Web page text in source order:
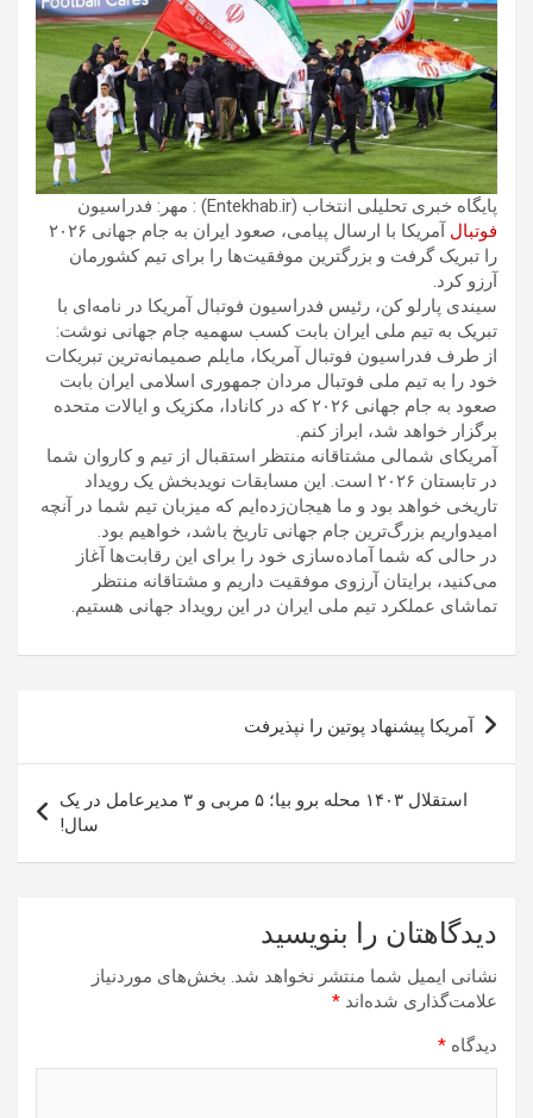
پایگاه خبری تحلیلی انتخاب (Entekhab.ir) : مهر: فدراسیون
فوتبال
آمریکا با ارسال پیامی، صعود ایران به جام جهانی ۲۰۲۶
را تبریک گرفت و بزرگترین موفقیت‌ها را برای تیم کشورمان
آرزو کرد.
سیندی پارلو کن، رئیس فدراسیون فوتبال آمریکا در نامه‌ای با
تبریک به تیم ملی ایران بابت کسب سهمیه جام جهانی نوشت:
از طرف فدراسیون فوتبال آمریکا، مایلم صمیمانه‌ترین تبریکات
خود را به تیم ملی فوتبال مردان جمهوری اسلامی ایران بابت
صعود به جام جهانی ۲۰۲۶ که در کانادا، مکزیک و ایالات متحده
برگزار خواهد شد، ابراز کنم.
آمریکای شمالی مشتاقانه منتظر استقبال از تیم و کاروان شما
در تابستان ۲۰۲۶ است. این مسابقات نویدبخش یک رویداد
تاریخی خواهد بود و ما هیجان‌زده‌ایم که میزبان تیم شما در آنچه
امیدواریم بزرگ‌ترین جام جهانی تاریخ باشد، خواهیم بود.
در حالی که شما آماده‌سازی خود را برای این رقابت‌ها آغاز
می‌کنید، برایتان آرزوی موفقیت داریم و مشتاقانه منتظر
تماشای عملکرد تیم ملی ایران در این رویداد جهانی هستیم.
راهبری
نوشته
آمریکا پیشنهاد پوتین را نپذیرفت
استقلال ۱۴۰۳ محله برو بیا؛ ۵ مربی و ۳ مدیرعامل در یک
سال!
دیدگاهتان را بنویسید
نشانی ایمیل شما منتشر نخواهد شد. بخش‌های موردنیاز
علامت‌گذاری شده‌اند *
دیدگاه *